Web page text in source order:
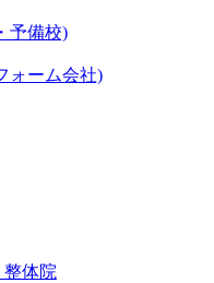
予備校)
ォーム会社)
整体院